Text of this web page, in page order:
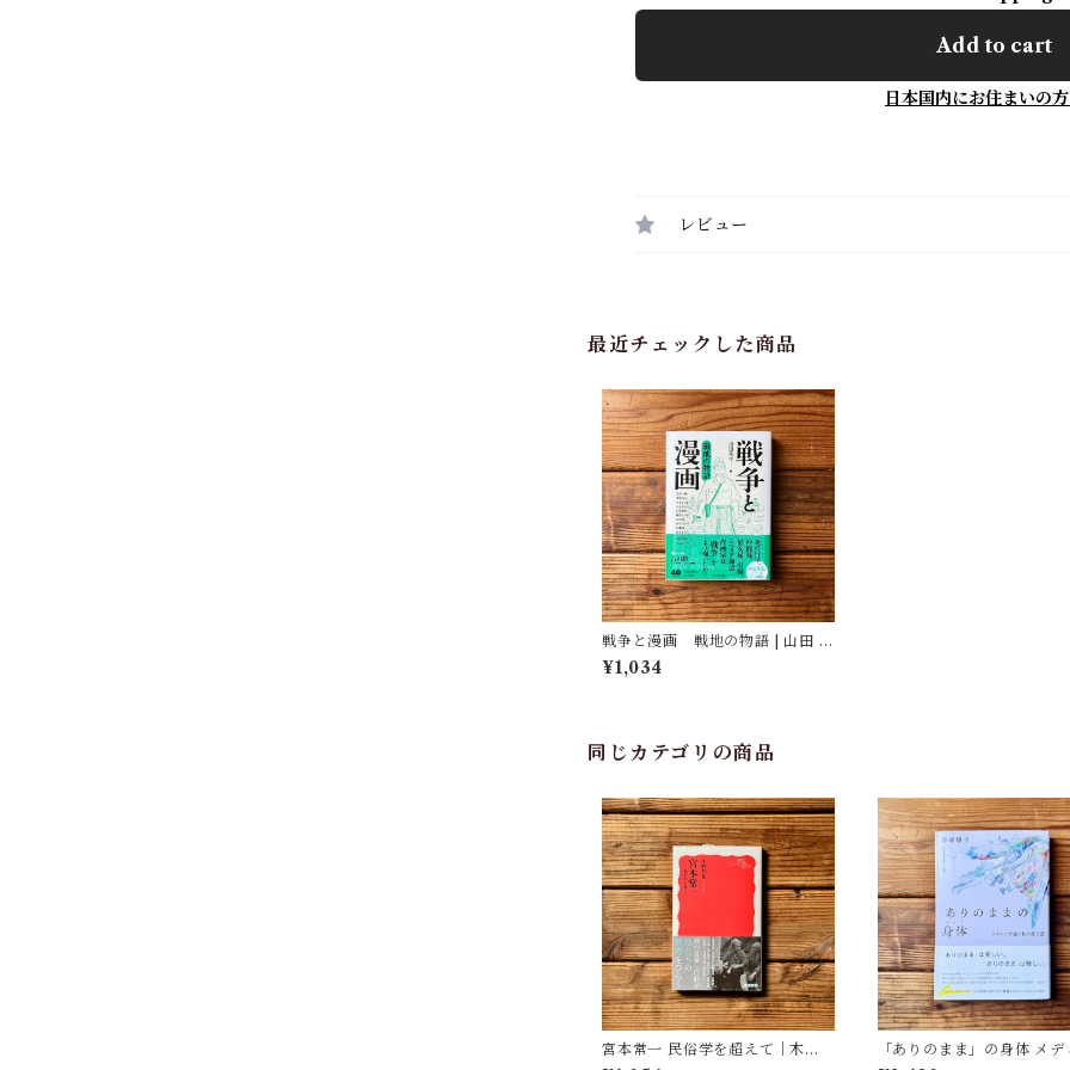
Add to cart
日本国内にお住まいの
レビュー
最近チェックした商品
戦争と漫画 戦地の物語 | 山田 英
生
¥1,034
同じカテゴリの商品
宮本常一 民俗学を超えて｜木村
「ありのまま」の身体 メデ